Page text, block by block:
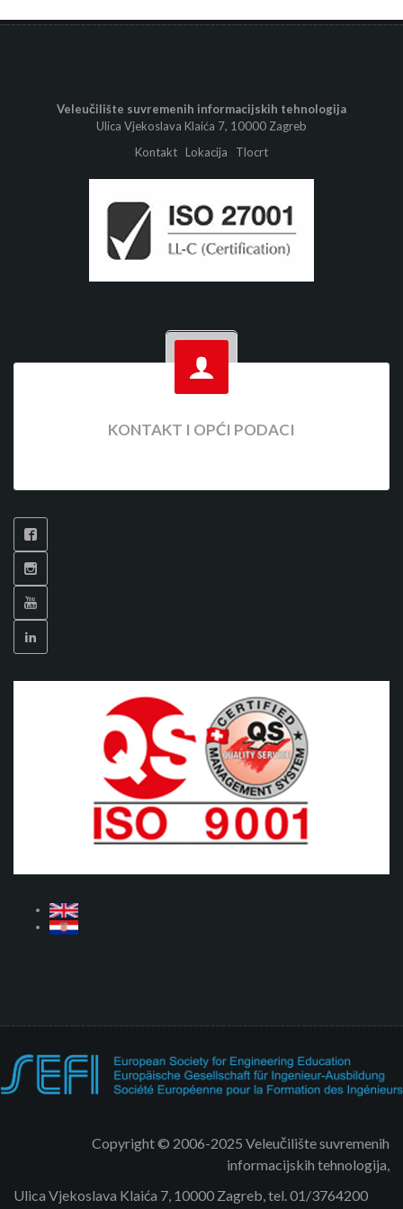
Veleučilište suvremenih informacijskih tehnologija
Ulica Vjekoslava Klaića 7, 10000 Zagreb
Kontakt Lokacija Tlocrt
KONTAKT I OPĆI PODACI
Copyright © 2006-2025 Veleučilište suvremenih
informacijskih tehnologija,
Ulica Vjekoslava Klaića 7, 10000 Zagreb, tel. 01/3764200